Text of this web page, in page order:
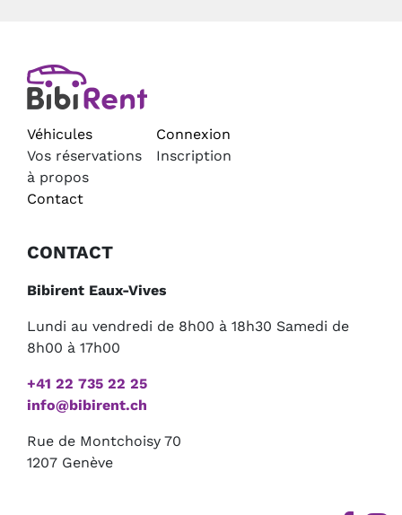
Véhicules
Vos réservations
à propos
Contact
Connexion
Inscription
CONTACT
Bibirent Eaux-Vives
Lundi au vendredi de 8h00 à 18h30 Samedi de
8h00 à 17h00
+41 22 735 22 25
info@bibirent.ch
Rue de Montchoisy 70
1207 Genève